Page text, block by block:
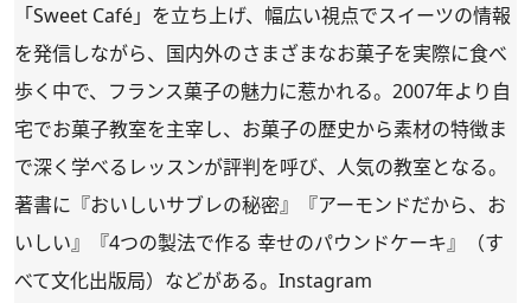
「Sweet Café」を立ち上げ、幅広い視点でスイーツの情報
を発信しながら、国内外のさまざまなお菓子を実際に食べ
歩く中で、フランス菓子の魅力に惹かれる。2007年より自
宅でお菓子教室を主宰し、お菓子の歴史から素材の特徴ま
で深く学べるレッスンが評判を呼び、人気の教室となる。
著書に『おいしいサブレの秘密』『アーモンドだから、お
いしい』『4つの製法で作る 幸せのパウンドケーキ』（す
べて文化出版局）などがある。Instagram